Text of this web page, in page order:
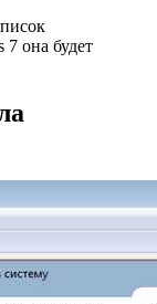
7 она будет